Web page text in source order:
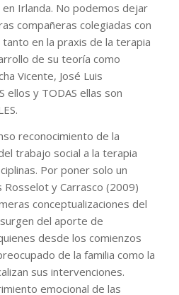
en Irlanda. No podemos dejar
compañeras colegiadas con
en la praxis de la terapia
de su teoría como
Vicente, José Luis
ellos y TODAS ellas son
reconocimiento de la
trabajo social a la terapia
Por poner solo un
y Carrasco (2009)
conceptualizaciones del
del aporte de
desde los comienzos
de la familia como la
sus intervenciones.
emocional de las